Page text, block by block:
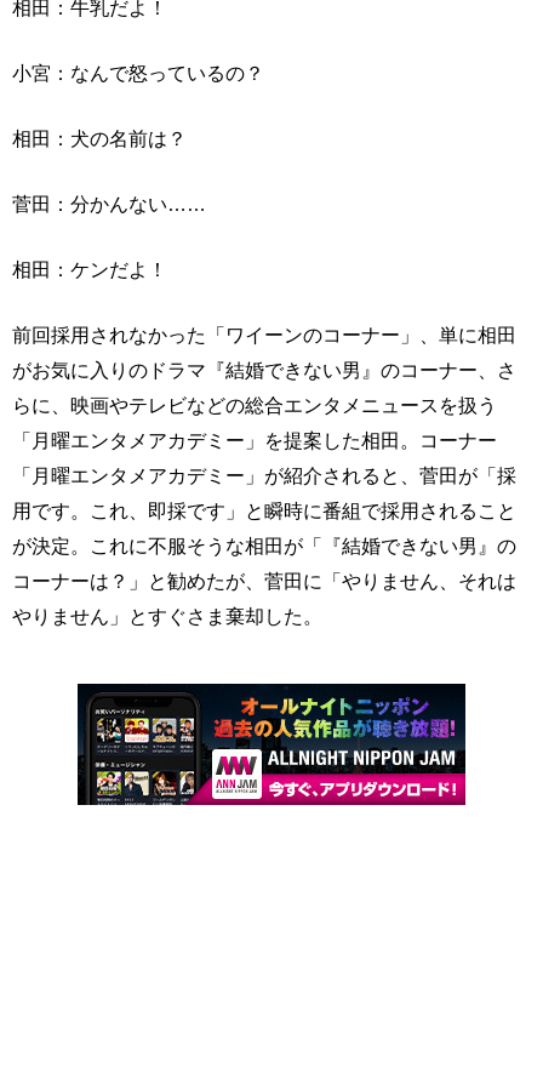
相田：牛乳だよ！
小宮：なんで怒っているの？
相田：犬の名前は？
菅田：分かんない……
相田：ケンだよ！
前回採用されなかった「ワイーンのコーナー」、単に相田
がお気に入りのドラマ『結婚できない男』のコーナー、さ
らに、映画やテレビなどの総合エンタメニュースを扱う
「月曜エンタメアカデミー」を提案した相田。コーナー
「月曜エンタメアカデミー」が紹介されると、菅田が「採
用です。これ、即採です」と瞬時に番組で採用されること
が決定。これに不服そうな相田が「『結婚できない男』の
コーナーは？」と勧めたが、菅田に「やりません、それは
やりません」とすぐさま棄却した。